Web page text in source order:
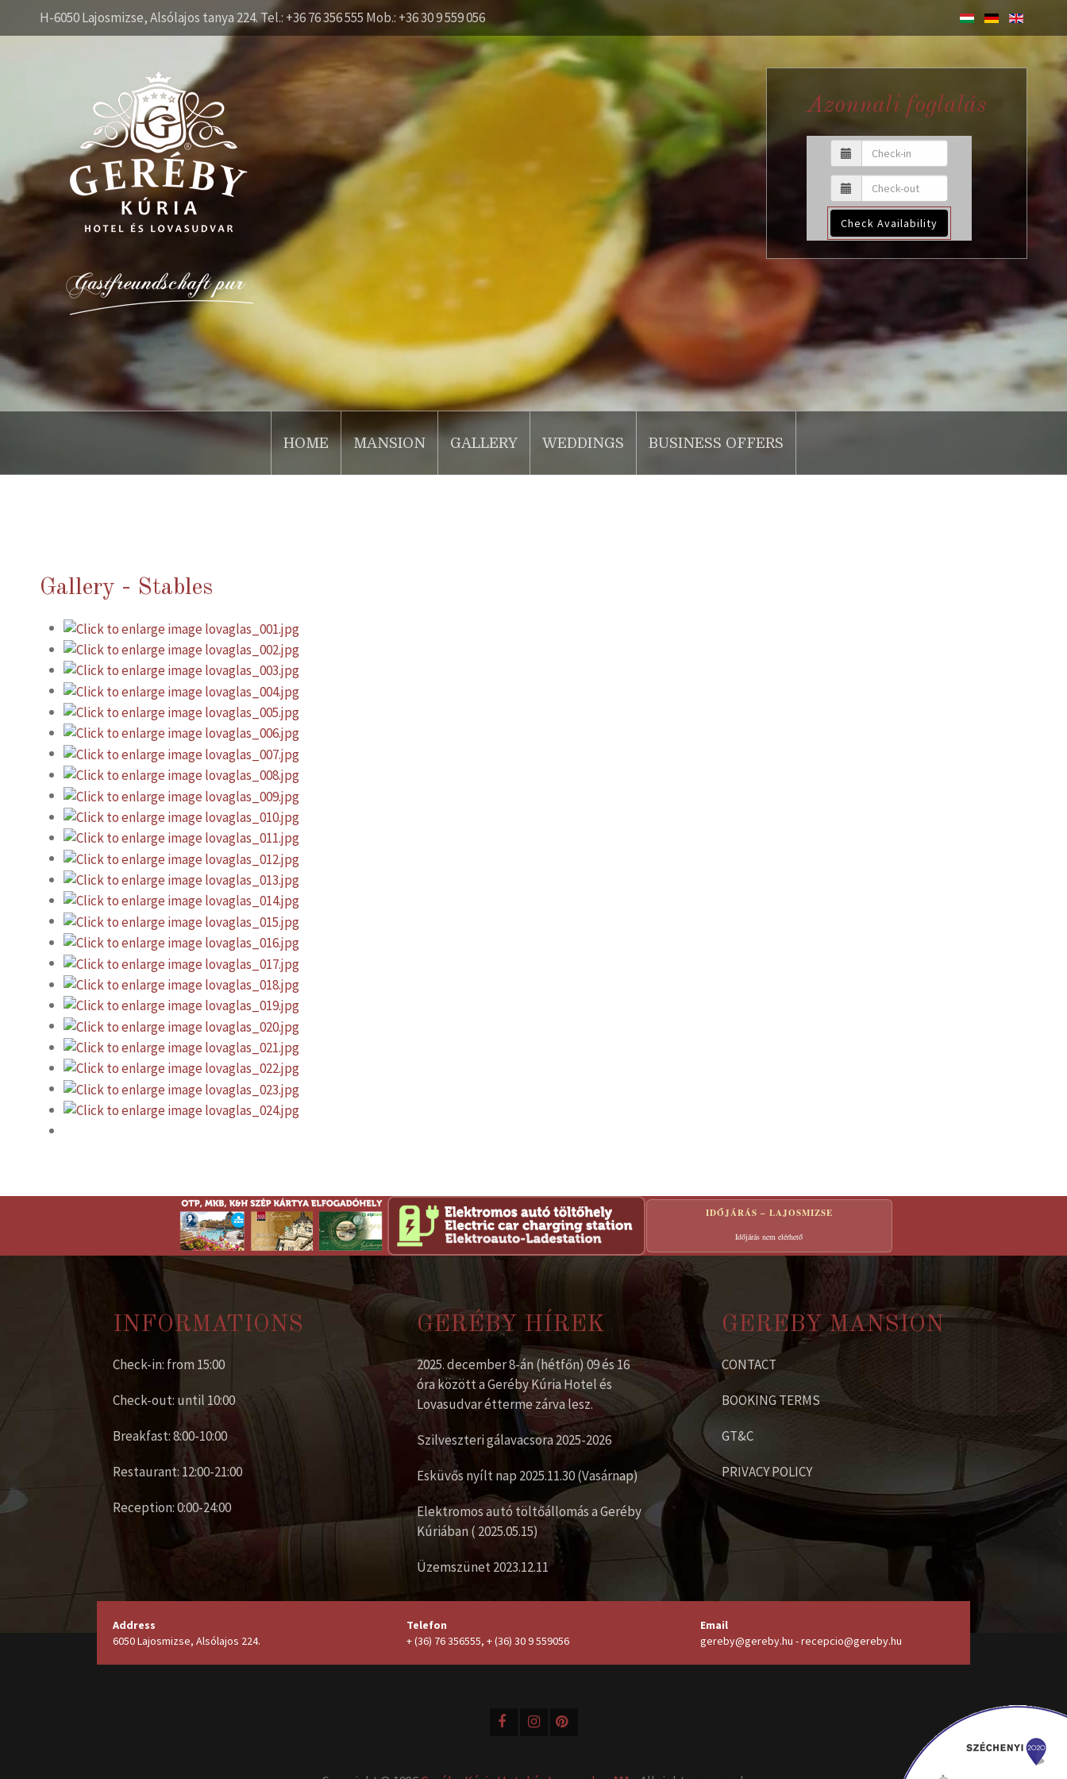
H-6050 Lajosmizse, Alsólajos tanya 224. Tel.: +36 76 356 555 Mob.: +36 30 9 559 056
Azonnali foglalás
Check Availability
HOME MANSION GALLERY WEDDINGS BUSINESS OFFERS
Gallery - Stables
IDŐJÁRÁS – LAJOSMIZSE
Időjárás nem elérhető
INFORMATIONS
Check-in: from 15:00
Check-out: until 10:00
Breakfast: 8:00-10:00
Restaurant: 12:00-21:00
Reception: 0:00-24:00
GERÉBY HÍREK
2025. december 8-án (hétfőn) 09 és 16
óra között a Geréby Kúria Hotel és
Lovasudvar étterme zárva lesz.
Szilveszteri gálavacsora 2025-2026
Esküvős nyílt nap 2025.11.30 (Vasárnap)
Elektromos autó töltőállomás a Geréby
Kúriában ( 2025.05.15)
Üzemszünet 2023.12.11
GEREBY MANSION
CONTACT
BOOKING TERMS
GT&C
PRIVACY POLICY
Address
6050 Lajosmizse, Alsólajos 224.
Telefon
+ (36) 76 356555, + (36) 30 9 559056
Email
gereby@gereby.hu - recepcio@gereby.hu